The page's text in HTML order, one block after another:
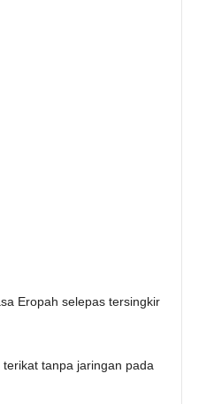
Eropah selepas tersingkir
tanpa jaringan pada